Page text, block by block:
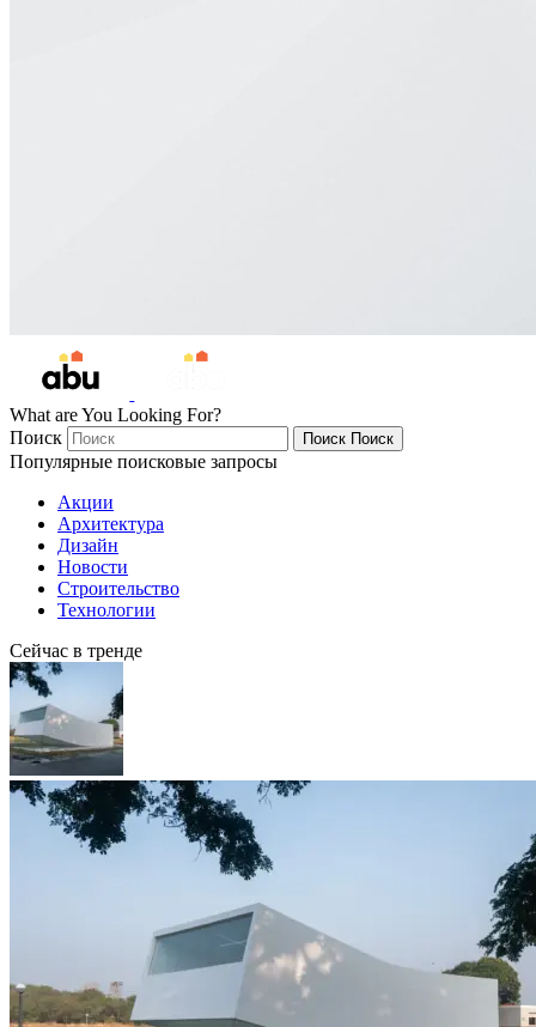
What are You Looking For?
Поиск
Поиск Поиск
Популярные поисковые запросы
Акции
Архитектура
Дизайн
Новости
Строительство
Технологии
Сейчас в тренде